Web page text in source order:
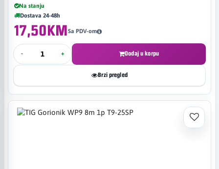
Na stanju
Dostava 24-48h
17,50KMSa PDV-om
- + Dodaj u korpu
Brzi pregled